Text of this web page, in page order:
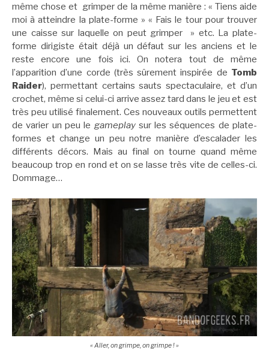
même chose et grimper de la même manière : « Tiens aide
moi à atteindre la plate-forme » « Fais le tour pour trouver
une caisse sur laquelle on peut grimper » etc. La plate-
forme dirigiste était déjà un défaut sur les anciens et le
reste encore une fois ici. On notera tout de même
l’apparition d’une corde (très sûrement inspirée de Tomb
Raider), permettant certains sauts spectaculaire, et d’un
crochet, même si celui-ci arrive assez tard dans le jeu et est
très peu utilisé finalement. Ces nouveaux outils permettent
de varier un peu le gameplaysur les séquences de plate-
formes et change un peu notre manière d’escalader les
différents décors. Mais au final on tourne quand même
beaucoup trop en rond et on se lasse très vite de celles-ci.
Dommage…
« Aller, on grimpe, on grimpe ! »